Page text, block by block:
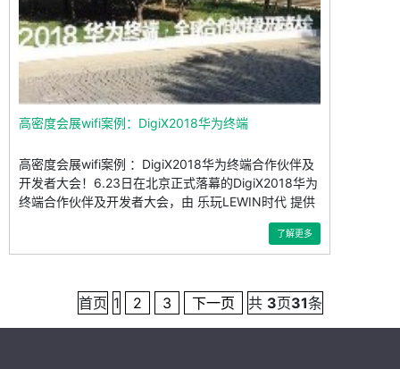
高密度会展wifi案例：DigiX2018华为终端
高密度会展wifi案例 ：DigiX2018华为终端合作伙伴及
开发者大会！6.23日在北京正式落幕的DigiX2018华为
终端合作伙伴及开发者大会，由 乐玩LEWIN时代 提供
了解更多
首页 1 2 3 下一页 共 3页31条